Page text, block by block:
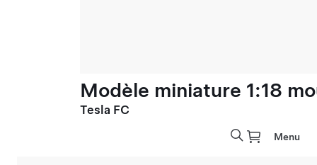
Modèle miniature 1:18
Tesla FC
Menu